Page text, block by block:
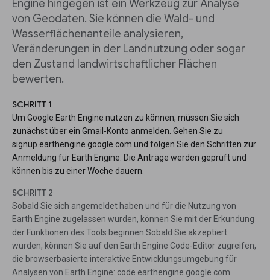
Engine hingegen ist ein Werkzeug zur Analyse
von Geodaten. Sie können die Wald- und
Wasserflächenanteile analysieren,
Veränderungen in der Landnutzung oder sogar
den Zustand landwirtschaftlicher Flächen
bewerten.
SCHRITT 1
Um Google Earth Engine nutzen zu können, müssen Sie sich
zunächst über ein Gmail-Konto anmelden. Gehen Sie zu
signup.earthengine.google.com und folgen Sie den Schritten zur
Anmeldung für Earth Engine. Die Anträge werden geprüft und
können bis zu einer Woche dauern.
SCHRITT 2
Sobald Sie sich angemeldet haben und für die Nutzung von
Earth Engine zugelassen wurden, können Sie mit der Erkundung
der Funktionen des Tools beginnen.Sobald Sie akzeptiert
wurden, können Sie auf den Earth Engine Code-Editor zugreifen,
die browserbasierte interaktive Entwicklungsumgebung für
Analysen von Earth Engine: code.earthengine.google.com.